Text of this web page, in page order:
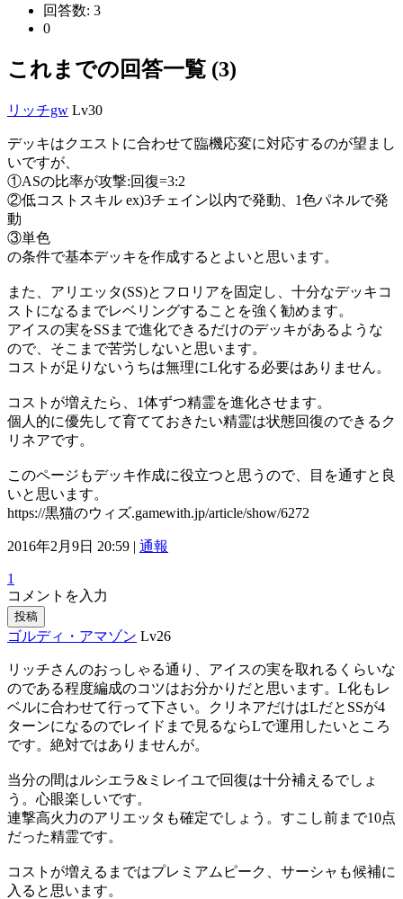
回答数: 3
0
これまでの回答一覧 (3)
リッチgw Lv30
デッキはクエストに合わせて臨機応変に対応するのが望まし
いですが、
①ASの比率が攻撃:回復=3:2
②低コストスキル ex)3チェイン以内で発動、1色パネルで発
動
③単色
の条件で基本デッキを作成するとよいと思います。
また、アリエッタ(SS)とフロリアを固定し、十分なデッキコ
ストになるまでレベリングすることを強く勧めます。
アイスの実をSSまで進化できるだけのデッキがあるような
ので、そこまで苦労しないと思います。
コストが足りないうちは無理にL化する必要はありません。
コストが増えたら、1体ずつ精霊を進化させます。
個人的に優先して育てておきたい精霊は状態回復のできるク
リネアです。
このページもデッキ作成に役立つと思うので、目を通すと良
いと思います。
https://黒猫のウィズ.gamewith.jp/article/show/6272
2016年2月9日 20:59 | 通報
1
コメントを入力
投稿
ゴルディ・アマゾン Lv26
リッチさんのおっしゃる通り、アイスの実を取れるくらいな
のである程度編成のコツはお分かりだと思います。L化もレ
ベルに合わせて行って下さい。クリネアだけはLだとSSが4
ターンになるのでレイドまで見るならLで運用したいところ
です。絶対ではありませんが。
当分の間はルシエラ&ミレイユで回復は十分補えるでしょ
う。心眼楽しいです。
連撃高火力のアリエッタも確定でしょう。すこし前まで10点
だった精霊です。
コストが増えるまではプレミアムピーク、サーシャも候補に
入ると思います。